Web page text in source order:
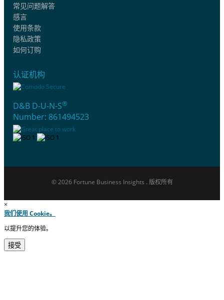
常见问题解答
感言
使用条款
隐私政策
如何订购
认证机构
D&B D-U-N-S®
Number: 861494523
© 2026 Fortune Business Insights . 版权所有
×
我们使用 Cookie。
以提升您的体验。
接受